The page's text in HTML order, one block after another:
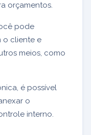
orçamentos.
pode
o cliente e
meios, como
é possível
o
interno.